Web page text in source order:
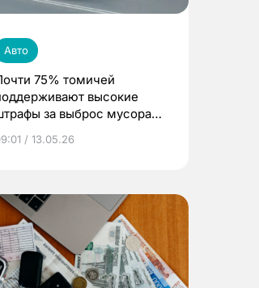
Авто
75% томичей
высокие
за выброс мусора
/ 13.05.26